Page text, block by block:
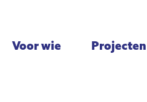
Voor wie Projecten